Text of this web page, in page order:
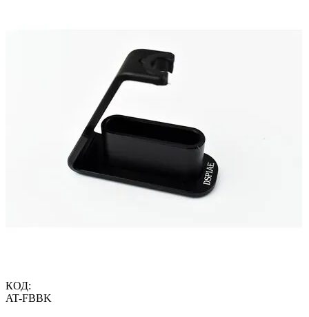
КОД:
AT-FBBK